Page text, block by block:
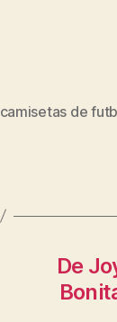
camisetas de
De